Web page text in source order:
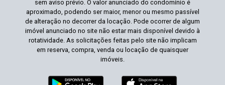
sem aviso prévio. O valor anunciado do condomínio é
aproximado, podendo ser maior, menor ou mesmo passível
de alteração no decorrer da locação. Pode ocorrer de algum
imóvel anunciado no site não estar mais disponível devido à
rotatividade. As solicitações feitas pelo site não implicam
em reserva, compra, venda ou locação de quaisquer
imóveis.